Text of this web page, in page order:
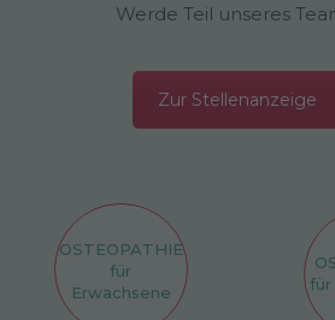
Werde Teil unseres
Zur Stellenanzeige
OSTEOPATHIE
für
Erwachsene
für